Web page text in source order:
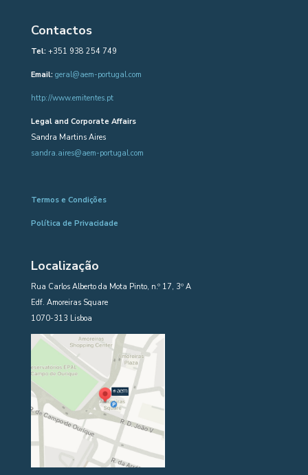
Contactos
Tel:+351 938 254 749
Email: geral@aem-portugal.com
http://www.emitentes.pt
Legal and Corporate Affairs
Sandra Martins Aires
sandra.aires@aem-portugal.com
Termos e Condições
Política de Privacidade
Localização
Rua Carlos Alberto da Mota Pinto, n.º 17, 3º A
Edf. Amoreiras Square
1070-313 Lisboa